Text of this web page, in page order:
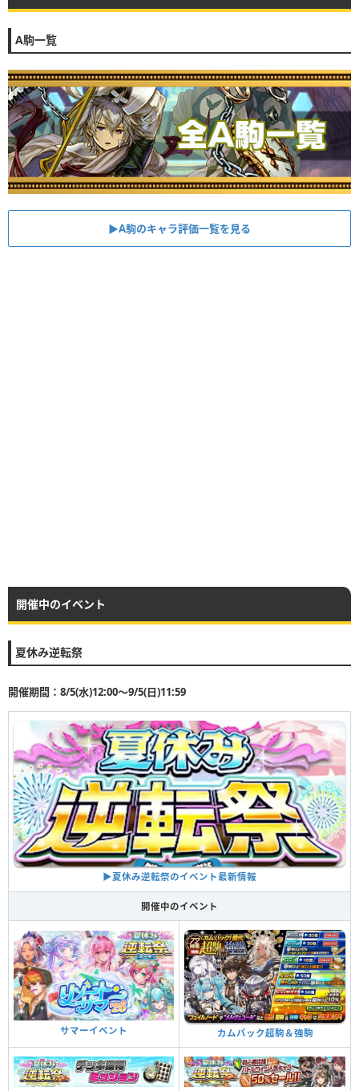
A駒一覧
▶︎A駒のキャラ評価一覧を見る
開催中のイベント
夏休み逆転祭
開催期間：8/5(水)12:00〜9/5(日)11:59
▶︎夏休み逆転祭のイベント最新情報
開催中のイベント
サマーイベント カムバック超駒＆強駒